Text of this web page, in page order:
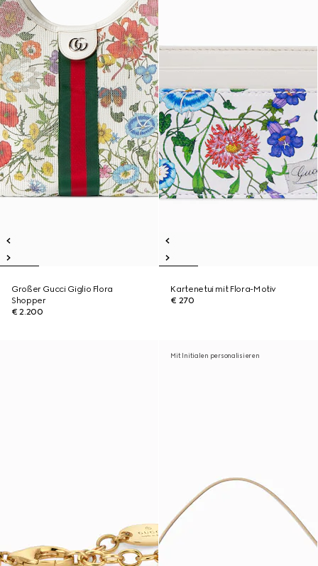
Großer Gucci Giglio Flora
Shopper
€ 2.200
Kartenetui mit Flora-Motiv
€ 270
Mit Initialen personalisieren